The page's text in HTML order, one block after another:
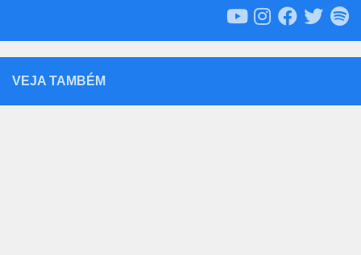
VEJA TAMBÉM